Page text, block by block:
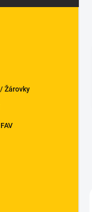
Žárovky